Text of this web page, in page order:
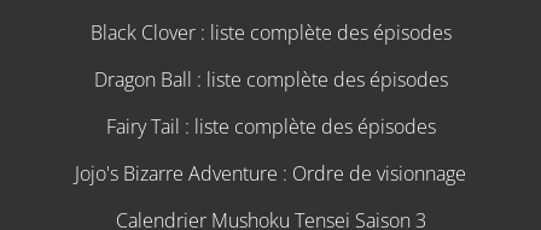
Black Clover : liste complète des épisodes
Dragon Ball : liste complète des épisodes
Fairy Tail : liste complète des épisodes
Jojo's Bizarre Adventure : Ordre de visionnage
Calendrier Mushoku Tensei Saison 3